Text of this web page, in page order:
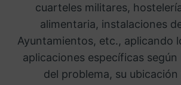
cuarteles militares,
alimentaria, instalaciones
Ayuntamientos, etc., aplicando
aplicaciones específicas según
del problema, su